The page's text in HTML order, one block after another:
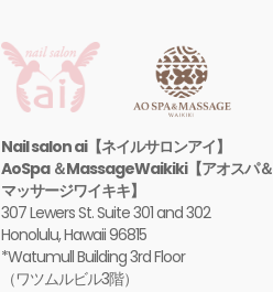
Nail salon ai【ネイルサロンアイ】
AoSpa ＆MassageWaikiki【アオスパ＆
マッサージワイキキ】
307 Lewers St. Suite 301 and 302
Honolulu, Hawaii 96815
*Watumull Building 3rd Floor
（ワツムルビル3階）